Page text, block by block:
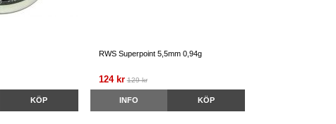
KÖP
RWS Superpoint 5,5mm 0,94g
124 kr 129 kr
INFO KÖP